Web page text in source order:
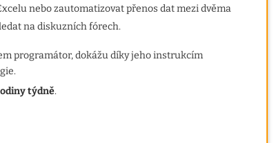
nebo zautomatizovat přenos dat mezi dvěma
na diskuzních fórech.
programátor, dokážu díky jeho instrukcím
týdně.